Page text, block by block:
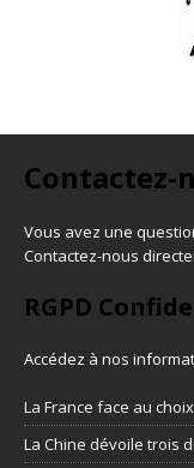
Contactez-
Vous avez une
Contactez-nous
RGPD
Accédez à nos
La France face au
La Chine dévoile trois